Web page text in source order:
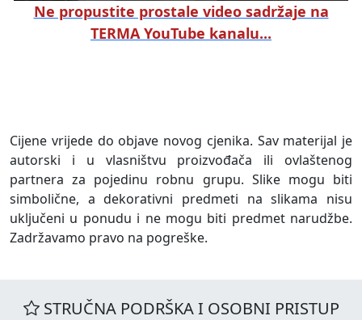
Ne propustite prostale video sadržaje na
TERMA YouTube kanalu...
Cijene vrijede do objave novog cjenika. Sav materijal je
autorski i u vlasništvu proizvođača ili ovlaštenog
partnera za pojedinu robnu grupu. Slike mogu biti
simbolične, a dekorativni predmeti na slikama nisu
uključeni u ponudu i ne mogu biti predmet narudžbe.
Zadržavamo pravo na pogreške.
STRUČNA PODRŠKA I OSOBNI PRISTUP